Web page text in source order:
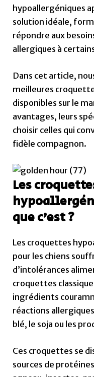
hypoallergéniques
solution idéale,
répondre aux
allergiques à
Dans cet article,
meilleures
disponibles sur le
avantages, leurs
choisir celles qui
fidèle compagnon.
Les
que c’est ?
Les croquettes
pour les chiens
d’intolérances
croquettes
ingrédients
réactions
blé, le soja ou les
Ces croquettes se
sources de